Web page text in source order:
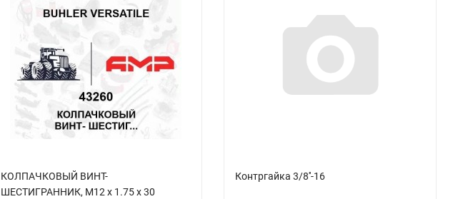
КОЛПАЧКОВЫЙ ВИНТ-
ШЕСТИГРАННИК, M12 x 1.75 x 30
Контргайка 3/8''-16